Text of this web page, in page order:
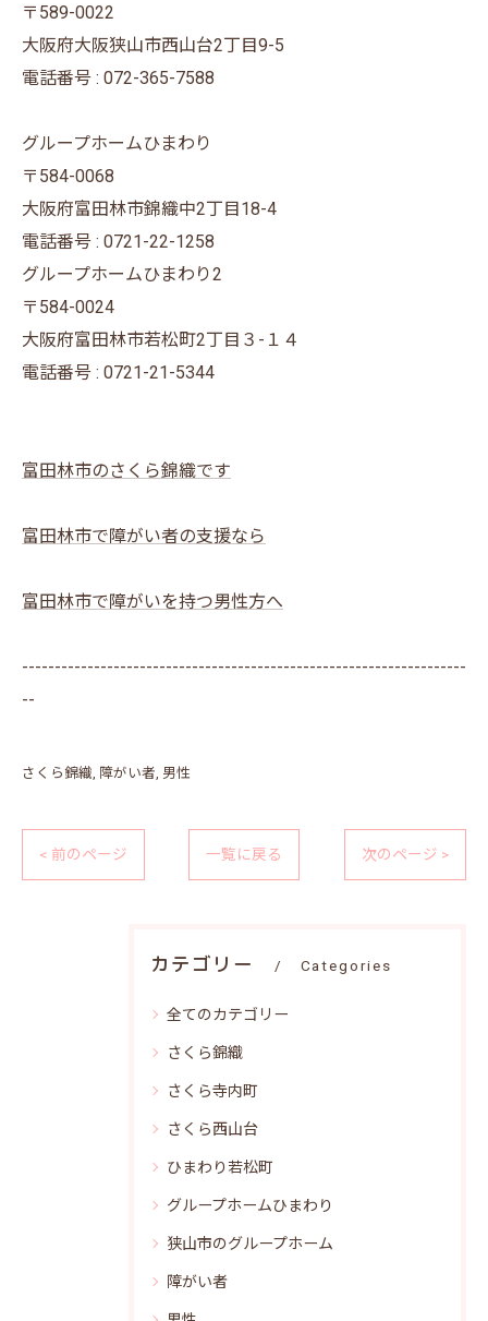
〒589-0022
大阪府大阪狭山市西山台2丁目9-5
電話番号 : 072-365-7588
グループホームひまわり
〒584-0068
大阪府富田林市錦織中2丁目18-4
電話番号 : 0721-22-1258
グループホームひまわり2
〒584-0024
大阪府富田林市若松町2丁目３-１４
電話番号 : 0721-21-5344
富田林市のさくら錦織です
富田林市で障がい者の支援なら
富田林市で障がいを持つ男性方へ
--------------------------------------------------------------------
--
さくら錦織 障がい者 男性
< 前のページ 一覧に戻る 次のページ >
カテゴリー Categories
全てのカテゴリー
さくら錦織
さくら寺内町
さくら西山台
ひまわり若松町
グループホームひまわり
狭山市のグループホーム
障がい者